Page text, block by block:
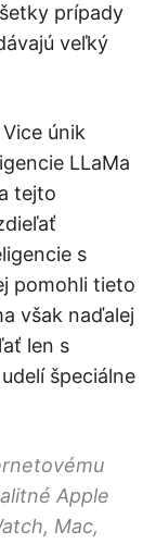
prípady
veľký
únik
LLaMa
tejto
s
pomohli tieto
však naďalej
len s
špeciálne
Apple
Mac,